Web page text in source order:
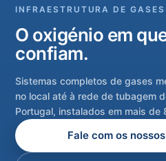
INFRAESTRUTURA DE
O oxigénio em
confiam.
Sistemas completos de gases
no local até à rede de tubagem
Portugal, instalados em mais de
Fale com os